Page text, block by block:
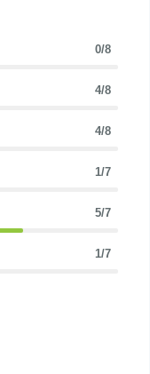
0/8
4/8
4/8
1/7
5/7
1/7